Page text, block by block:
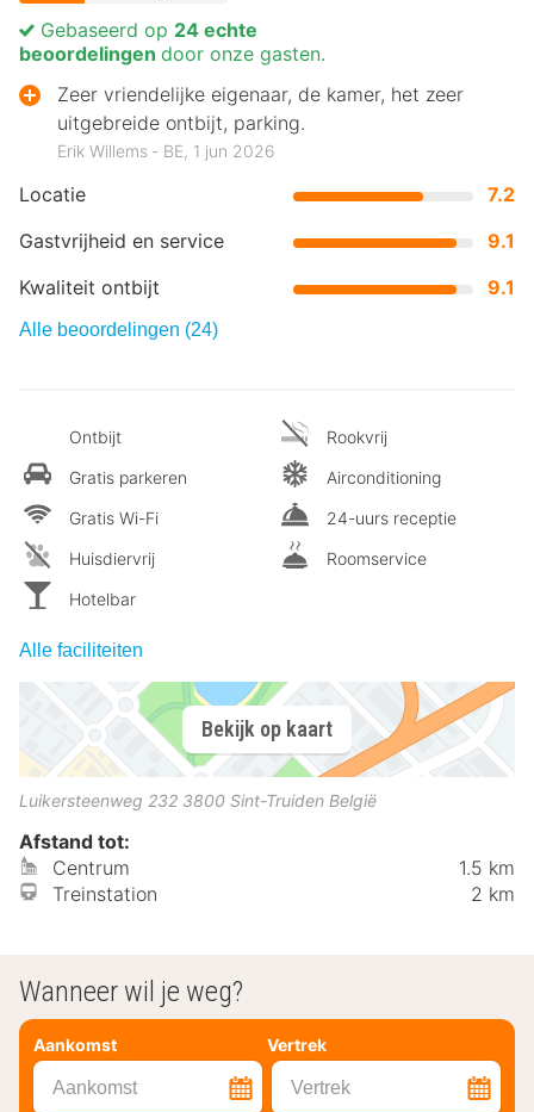
Locatie
7.2
Gastvrijheid en service
9.1
Kwaliteit ontbijt
9.1
Gebaseerd op 24 echte
beoordelingen door onze gasten.
Zeer vriendelijke eigenaar, de kamer, het zeer
uitgebreide ontbijt, parking.
Erik Willems ‐ BE, 1 jun 2026
Alle beoordelingen (24)
Ontbijt
Gratis parkeren
Gratis Wi-Fi
Huisdiervrij
Hotelbar
Rookvrij
Airconditioning
24-uurs receptie
Roomservice
Alle faciliteiten
Bekijk op kaart
Luikersteenweg 232 3800 Sint-Truiden België
Afstand tot:
Centrum
1.5 km
Treinstation
2 km
Wanneer wil je weg?
Aankomst Vertrek
Aankomst Vertrek